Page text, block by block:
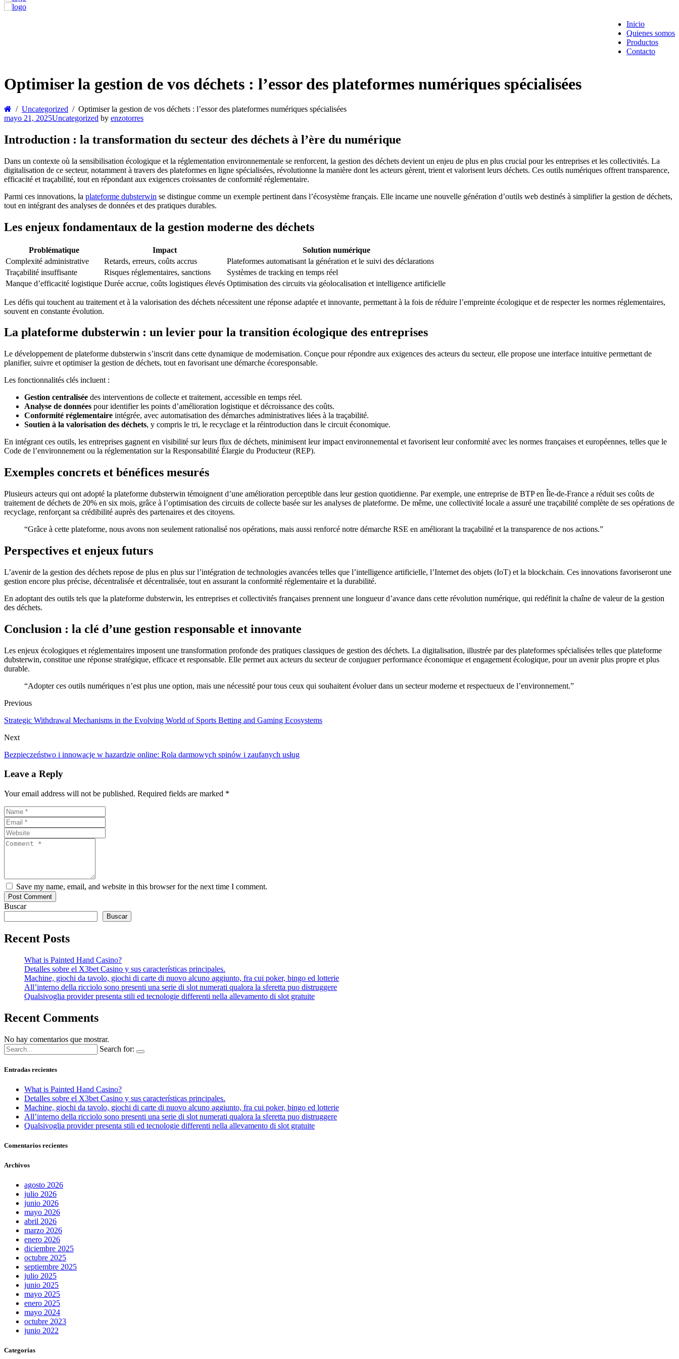
Inicio
Quienes somos
Productos
Contacto
Optimiser la gestion de vos déchets : l’essor des plateformes numériques spécialisées
Uncategorized
Optimiser la gestion de vos déchets : l’essor des plateformes numériques spécialisées
mayo 21, 2025Uncategorized by enzotorres
Introduction : la transformation du secteur des déchets à l’ère du numérique
Dans un contexte où la sensibilisation écologique et la réglementation environnementale se renforcent, la gestion des déchets devient un enjeu de plus en plus crucial pour les entreprises et les collectivités. La
digitalisation de ce secteur, notamment à travers des plateformes en ligne spécialisées, révolutionne la manière dont les acteurs gèrent, trient et valorisent leurs déchets. Ces outils numériques offrent transparence,
efficacité et traçabilité, tout en répondant aux exigences croissantes de conformité réglementaire.
Parmi ces innovations, la plateforme dubsterwin se distingue comme un exemple pertinent dans l’écosystème français. Elle incarne une nouvelle génération d’outils web destinés à simplifier la gestion de déchets,
tout en intégrant des analyses de données et des pratiques durables.
Les enjeux fondamentaux de la gestion moderne des déchets
Problématique Impact
Solution numérique
Complexité administrative
Retards, erreurs, coûts accrus
Plateformes automatisant la génération et le suivi des déclarations
Traçabilité insuffisante
Risques réglementaires, sanctions
Systèmes de tracking en temps réel
Manque d’efficacité logistique Durée accrue, coûts logistiques élevés Optimisation des circuits via géolocalisation et intelligence artificielle
Les défis qui touchent au traitement et à la valorisation des déchets nécessitent une réponse adaptée et innovante, permettant à la fois de réduire l’empreinte écologique et de respecter les normes réglementaires,
souvent en constante évolution.
La plateforme dubsterwin : un levier pour la transition écologique des entreprises
Le développement de plateforme dubsterwin s’inscrit dans cette dynamique de modernisation. Conçue pour répondre aux exigences des acteurs du secteur, elle propose une interface intuitive permettant de
planifier, suivre et optimiser la gestion de déchets, tout en favorisant une démarche écoresponsable.
Les fonctionnalités clés incluent :
Gestion centralisée des interventions de collecte et traitement, accessible en temps réel.
Analyse de données pour identifier les points d’amélioration logistique et décroissance des coûts.
Conformité réglementaire intégrée, avec automatisation des démarches administratives liées à la traçabilité.
Soutien à la valorisation des déchets, y compris le tri, le recyclage et la réintroduction dans le circuit économique.
En intégrant ces outils, les entreprises gagnent en visibilité sur leurs flux de déchets, minimisent leur impact environnemental et favorisent leur conformité avec les normes françaises et européennes, telles que le
Code de l’environnement ou la réglementation sur la Responsabilité Élargie du Producteur (REP).
Exemples concrets et bénéfices mesurés
Plusieurs acteurs qui ont adopté la plateforme dubsterwin témoignent d’une amélioration perceptible dans leur gestion quotidienne. Par exemple, une entreprise de BTP en Île-de-France a réduit ses coûts de
traitement de déchets de 20% en six mois, grâce à l’optimisation des circuits de collecte basée sur les analyses de plateforme. De même, une collectivité locale a assuré une traçabilité complète de ses opérations de
recyclage, renforçant sa crédibilité auprès des partenaires et des citoyens.
“Grâce à cette plateforme, nous avons non seulement rationalisé nos opérations, mais aussi renforcé notre démarche RSE en améliorant la traçabilité et la transparence de nos actions.”
Perspectives et enjeux futurs
L’avenir de la gestion des déchets repose de plus en plus sur l’intégration de technologies avancées telles que l’intelligence artificielle, l’Internet des objets (IoT) et la blockchain. Ces innovations favoriseront une
gestion encore plus précise, décentralisée et décentralisée, tout en assurant la conformité réglementaire et la durabilité.
En adoptant des outils tels que la plateforme dubsterwin, les entreprises et collectivités françaises prennent une longueur d’avance dans cette révolution numérique, qui redéfinit la chaîne de valeur de la gestion
des déchets.
Conclusion : la clé d’une gestion responsable et innovante
Les enjeux écologiques et réglementaires imposent une transformation profonde des pratiques classiques de gestion des déchets. La digitalisation, illustrée par des plateformes spécialisées telles que plateforme
dubsterwin, constitue une réponse stratégique, efficace et responsable. Elle permet aux acteurs du secteur de conjuguer performance économique et engagement écologique, pour un avenir plus propre et plus
durable.
“Adopter ces outils numériques n’est plus une option, mais une nécessité pour tous ceux qui souhaitent évoluer dans un secteur moderne et respectueux de l’environnement.”
Previous
Strategic Withdrawal Mechanisms in the Evolving World of Sports Betting and Gaming Ecosystems
Next
Bezpieczeństwo i innowacje w hazardzie online: Rola darmowych spinów i zaufanych usług
Leave a Reply
Your email address will not be published. Required fields are marked *
Save my name, email, and website in this browser for the next time I comment.
Buscar
Buscar
Recent Posts
What is Painted Hand Casino?
Detalles sobre el X3bet Casino y sus características principales.
Machine, giochi da tavolo, giochi di carte di nuovo alcuno aggiunto, fra cui poker, bingo ed lotterie
All’interno della ricciolo sono presenti una serie di slot numerati qualora la sferetta puo distruggere
Qualsivoglia provider presenta stili ed tecnologie differenti nella allevamento di slot gratuite
Recent Comments
No hay comentarios que mostrar.
Search for:
Entradas recientes
What is Painted Hand Casino?
Detalles sobre el X3bet Casino y sus características principales.
Machine, giochi da tavolo, giochi di carte di nuovo alcuno aggiunto, fra cui poker, bingo ed lotterie
All’interno della ricciolo sono presenti una serie di slot numerati qualora la sferetta puo distruggere
Qualsivoglia provider presenta stili ed tecnologie differenti nella allevamento di slot gratuite
Comentarios recientes
Archivos
agosto 2026
julio 2026
junio 2026
mayo 2026
abril 2026
marzo 2026
enero 2026
diciembre 2025
octubre 2025
septiembre 2025
julio 2025
junio 2025
mayo 2025
enero 2025
mayo 2024
octubre 2023
junio 2022
Categorías